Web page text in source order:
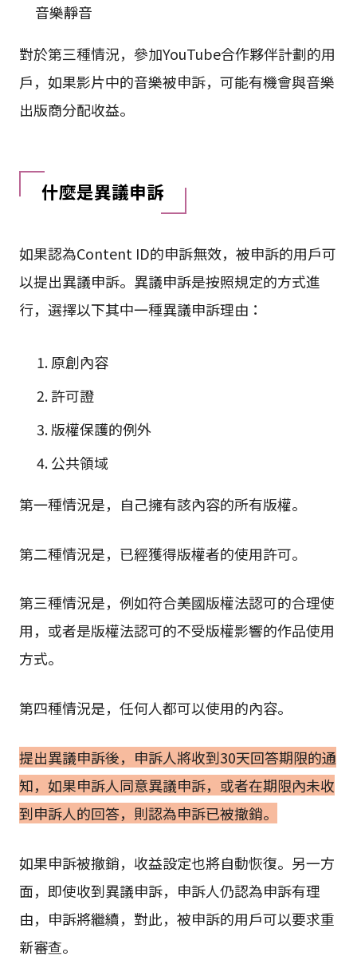
音樂靜音
對於第三種情況，參加YouTube合作夥伴計劃的用
戶，如果影片中的音樂被申訴，可能有機會與音樂
出版商分配收益。
什麼是異議申訴
如果認為Content ID的申訴無效，被申訴的用戶可
以提出異議申訴。異議申訴是按照規定的方式進
行，選擇以下其中一種異議申訴理由：
原創內容
許可證
版權保護的例外
公共領域
第一種情況是，自己擁有該內容的所有版權。
第二種情況是，已經獲得版權者的使用許可。
第三種情況是，例如符合美國版權法認可的合理使
用，或者是版權法認可的不受版權影響的作品使用
方式。
第四種情況是，任何人都可以使用的內容。
提出異議申訴後，申訴人將收到30天回答期限的通
知，如果申訴人同意異議申訴，或者在期限內未收
到申訴人的回答，則認為申訴已被撤銷。
如果申訴被撤銷，收益設定也將自動恢復。另一方
面，即使收到異議申訴，申訴人仍認為申訴有理
由，申訴將繼續，對此，被申訴的用戶可以要求重
新審查。